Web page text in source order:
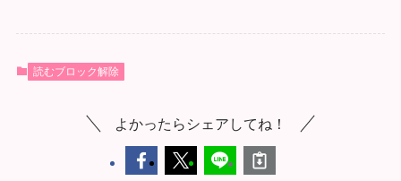
読むブロック解除
よかったらシェアしてね！